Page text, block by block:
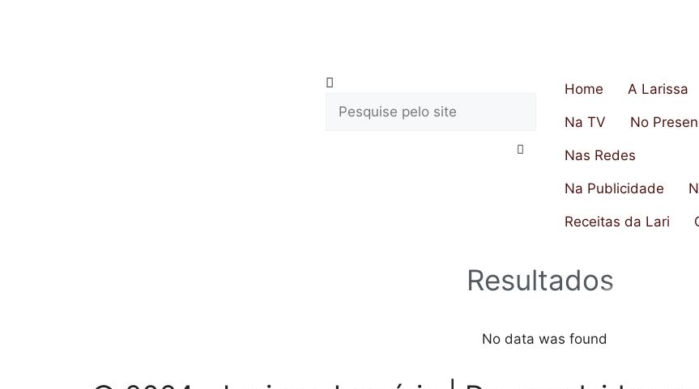
Home A Larissa
Na TV No
Nas Redes
Na Publicidade
Receitas da Lari
Resultados
No data was found